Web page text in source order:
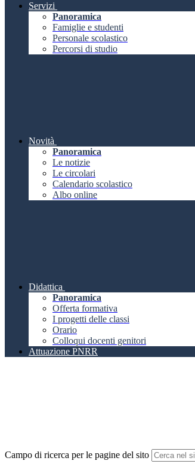
Servizi
Panoramica
Famiglie e studenti
Personale scolastico
Percorsi di studio
Novità
Panoramica
Le notizie
Le circolari
Calendario scolastico
Albo online
Didattica
Panoramica
Offerta formativa
I progetti delle classi
Orario
Colloqui docenti genitori
Attuazione PNRR
Campo di ricerca per le pagine del sito